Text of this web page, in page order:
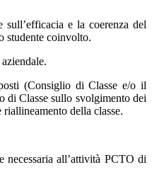
e la coerenza del
studente coinvolto.
(Consiglio di Classe e/o il
di Classe sullo svolgimento dei
della classe.
necessaria all’attività PCTO di